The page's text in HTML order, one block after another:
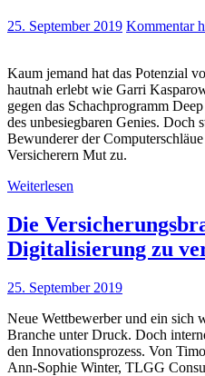
25. September 2019 Kommentar
Kaum jemand hat das Potenzial
hautnah erlebt wie Garri
gegen das Schachprogramm
des unbesiegbaren Genies. Doch
Bewunderer der
Versicherern Mut zu.
Weiterlesen
Die
Digitalisierung zu
25. September 2019
Neue Wettbewerber und ein sich
Branche unter Druck. Doch
den Innovationsprozess. Von
Ann-Sophie Winter, TLGG